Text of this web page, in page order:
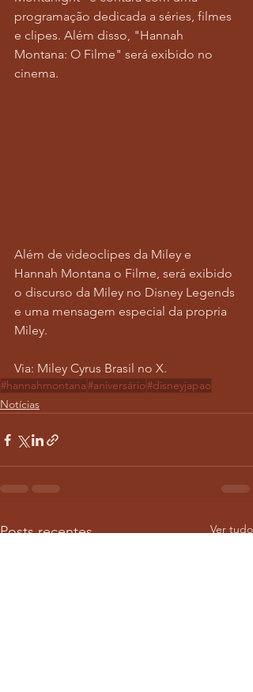
programação dedicada a séries, filmes
e clipes. Além disso, "Hannah
Montana: O Filme" será exibido no
cinema.
Além de videoclipes da Miley e
Hannah Montana o Filme, será exibido
o discurso da Miley no Disney Legends
e uma mensagem especial da propria
Miley.
Via: Miley Cyrus Brasil no X.
#hannahmontana#aniversário#disneyjapao
Notícias
Posts recentes Ver tudo